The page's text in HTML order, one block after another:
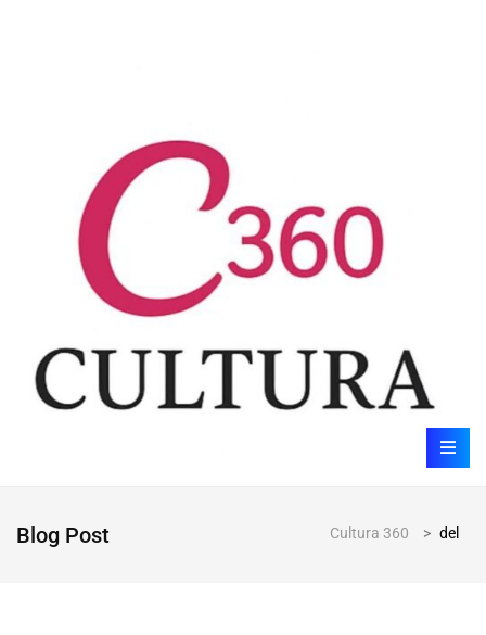
Blog Post Cultura 360 > del